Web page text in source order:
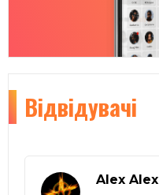
Відвідувачі
Alex Alex